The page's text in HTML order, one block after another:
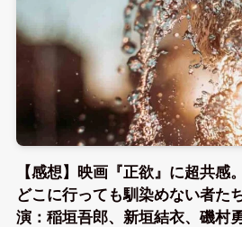
【感想】映画『正欲』に超共感
どこに行っても馴染めない者た
演：稲垣吾郎、新垣結衣、磯村